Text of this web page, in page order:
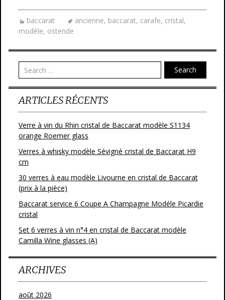
e
b
o
o
k
itt
er
ai
l
ta
g
er
baccarat ancienne, baccarat, carafe, cristal,
modèle, ostende
Search
ARTICLES RÉCENTS
Verre à vin du Rhin cristal de Baccarat modèle S1134
orange Roemer glass
Verres à whisky modèle Sévigné cristal de Baccarat H9
cm
30 verres à eau modèle Livourne en cristal de Baccarat
(prix à la pièce)
Baccarat service 6 Coupe A Champagne Modéle Picardie
cristal
Set 6 verres à vin n°4 en cristal de Baccarat modèle
Camilla Wine glasses (A)
ARCHIVES
août 2026